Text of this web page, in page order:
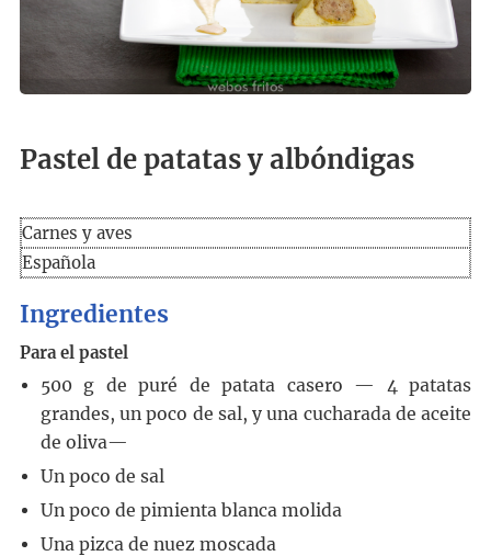
Pastel de patatas y albóndigas
Carnes y aves
Española
Ingredientes
Para el pastel
500 g de puré de patata casero — 4 patatas
grandes, un poco de sal, y una cucharada de aceite
de oliva—
Un poco de sal
Un poco de pimienta blanca molida
Una pizca de nuez moscada